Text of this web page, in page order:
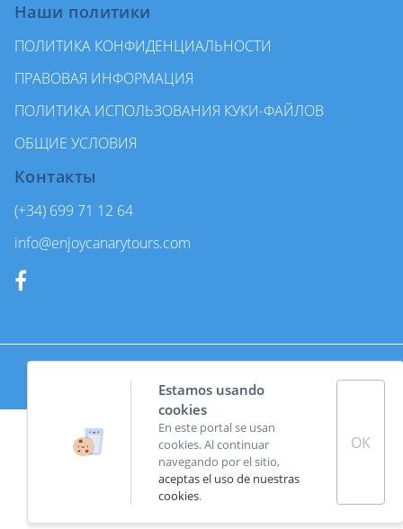
Наши политики
ПОЛИТИКА КОНФИДЕНЦИАЛЬНОСТИ
ПРАВОВАЯ ИНФОРМАЦИЯ
ПОЛИТИКА ИСПОЛЬЗОВАНИЯ КУКИ-ФАЙЛОВ
ОБЩИЕ УСЛОВИЯ
Контакты
(+34) 699 71 12 64
info@enjoycanarytours.com
Made with
Estamos usando
cookies
En este portal se usan
cookies. Al continuar
navegando por el sitio,
aceptas el uso de nuestras
cookies.
OK